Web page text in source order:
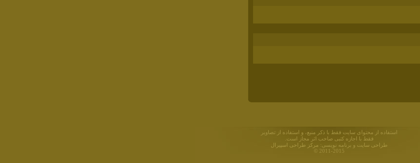
استفاده از محتوای سایت فقط با ذکر منبع، و استفاده از تصاویر
فقط با اجازه کتبی صاحب اثر مجاز است.
طراحی سایت و برنامه نویسی: مرکز طراحی اسپیرال
© 2011-2015